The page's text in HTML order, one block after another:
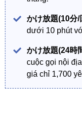
かけ放題(10分/
dưới 10 phút
かけ放題(24時
cuộc gọi nội
giá chỉ 1,700